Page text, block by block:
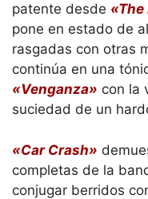
patente desde «The
pone en estado de
rasgadas con otras
continúa en una
«Venganza» con la
suciedad de un
«Car Crash»
completas de la
conjugar berridos